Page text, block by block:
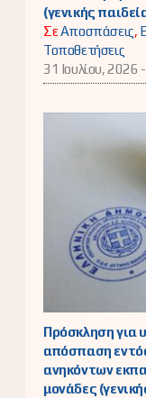
(γενικής
ΣεΑποσπάσεις,
Τοποθετήσεις
31 Ιουλίου, 2026 -
Πρόσκληση για
απόσπαση
ανηκόντων
μονάδες